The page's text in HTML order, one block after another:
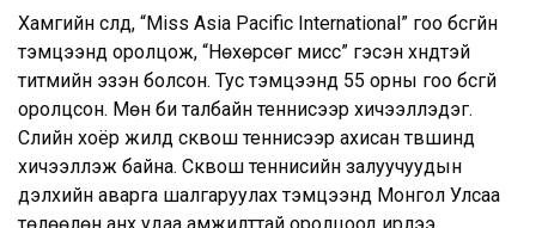
Хамгийн сүүлд, “Miss Asia Pacific International” гоо бүсгүйн
тэмцээнд оролцож, “Нөхөрсөг мисс” гэсэн хүндтэй
титмийн эзэн болсон. Тус тэмцээнд 55 орны гоо бүсгүй
оролцсон. Мөн би талбайн теннисээр хичээллэдэг.
Сүүлийн хоёр жилд сквош теннисээр ахисан түвшинд
хичээллэж байна. Сквош теннисийн залуучуудын
дэлхийн аварга шалгаруулах тэмцээнд Монгол Улсаа